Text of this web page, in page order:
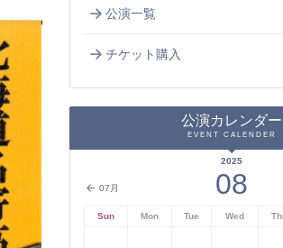
公演一覧
チケット購入
公演カレンダー
EVENT CALENDER
07月
2025
08
Sun Mon Tue Wed